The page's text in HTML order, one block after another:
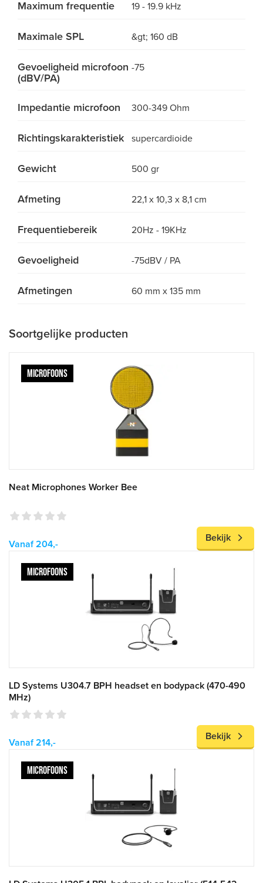
Maximum frequentie 19 - 19.9 kHz
Maximale SPL &gt; 160 dB
Gevoeligheid microfoon
(dBV/PA)
-75
Impedantie microfoon 300-349 Ohm
Richtingskarakteristiek supercardioide
Gewicht 500 gr
Afmeting 22,1 x 10,3 x 8,1 cm
Frequentiebereik 20Hz - 19KHz
Gevoeligheid -75dBV / PA
Afmetingen 60 mm x 135 mm
Soortgelijke producten
MICROFOONS
Neat Microphones Worker Bee
Vanaf 204,-
Bekijk
MICROFOONS
LD Systems U304.7 BPH headset en bodypack (470-490
MHz)
Vanaf 214,-
Bekijk
MICROFOONS